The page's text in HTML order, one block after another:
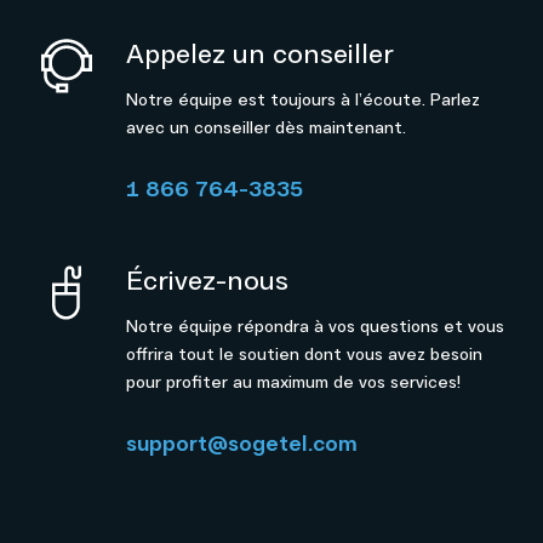
Appelez un conseiller
Notre équipe est toujours à l’écoute. Parlez
avec un conseiller dès maintenant.
1 866 764-3835
Écrivez-nous
Notre équipe répondra à vos questions et vous
offrira tout le soutien dont vous avez besoin
pour profiter au maximum de vos services!
support@sogetel.com